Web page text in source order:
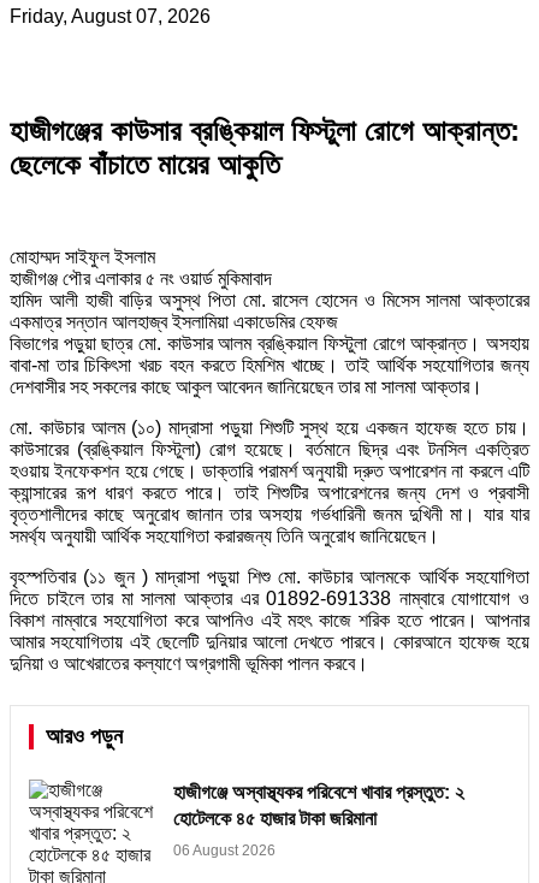
Friday, August 07, 2026
হাজীগঞ্জের কাউসার ব্রঙ্কিয়াল ফিস্টুলা রোগে আক্রান্ত:
ছেলেকে বাঁচাতে মায়ের আকুতি
মোহাম্মদ সাইফুল ইসলাম
হাজীগঞ্জ পৌর এলাকার ৫ নং ওয়ার্ড মুকিমাবাদ
হামিদ আলী হাজী বাড়ির অসুস্থ পিতা মো. রাসেল হোসেন ও মিসেস সালমা আক্তারের
একমাত্র সন্তান আলহাজ্ব ইসলামিয়া একাডেমির হেফজ
বিভাগের পড়ুয়া ছাত্র মো. কাউসার আলম ব্রঙ্কিয়াল ফিস্টুলা রোগে আক্রান্ত। অসহায়
বাবা-মা তার চিকিৎসা খরচ বহন করতে হিমশিম খাচ্ছে। তাই আর্থিক সহযোগিতার জন্য
দেশবাসীর সহ সকলের কাছে আকুল আবেদন জানিয়েছেন তার মা সালমা আক্তার।
মো. কাউচার আলম (১০) মাদ্রাসা পড়ুয়া শিশুটি সুস্থ হয়ে একজন হাফেজ হতে চায়।
কাউসারের (ব্রঙ্কিয়াল ফিস্টুলা) রোগ হয়েছে। বর্তমানে ছিদ্র এবং টনসিল একত্রিত
হওয়ায় ইনফেকশন হয়ে গেছে। ডাক্তারি পরামর্শ অনুযায়ী দ্রুত অপারেশন না করলে এটি
ক্যান্সারের রূপ ধারণ করতে পারে। তাই শিশুটির অপারেশনের জন্য দেশ ও প্রবাসী
বৃত্তশালীদের কাছে অনুরোধ জানান তার অসহায় গর্ভধারিনী জনম দুখিনী মা। যার যার
সমর্থ্য অনুযায়ী আর্থিক সহযোগিতা করারজন্য তিনি অনুরোধ জানিয়েছেন।
বৃহস্পতিবার (১১ জুন ) মাদ্রাসা পড়ুয়া শিশু মো. কাউচার আলমকে আর্থিক সহযোগিতা
দিতে চাইলে তার মা সালমা আক্তার এর 01892-691338 নাম্বারে যোগাযোগ ও
বিকাশ নাম্বারে সহযোগিতা করে আপনিও এই মহৎ কাজে শরিক হতে পারেন। আপনার
আমার সহযোগিতায় এই ছেলেটি দুনিয়ার আলো দেখতে পারবে। কোরআনে হাফেজ হয়ে
দুনিয়া ও আখেরাতের কল্যাণে অগ্রগামী ভূমিকা পালন করবে।
আরও পড়ুন
হাজীগঞ্জে অস্বাস্থ্যকর পরিবেশে খাবার প্রস্তুত: ২
হোটেলকে ৪৫ হাজার টাকা জরিমানা
06 August 2026